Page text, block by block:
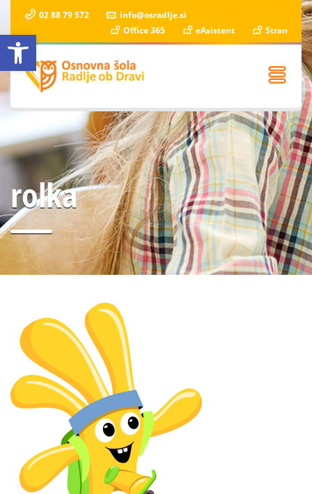
Open toolbar
02 88 79 572
info@osradlje.si
Office 365
eAsistent Stran
rolka